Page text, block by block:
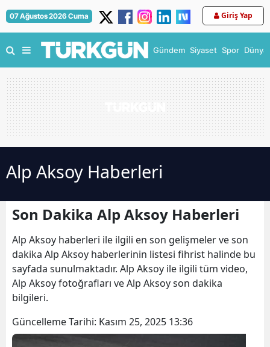
07 Ağustos 2026 Cuma Giriş Yap
Gündem Siyaset Spor Dünya
Alp Aksoy Haberleri
Son Dakika Alp Aksoy Haberleri
Alp Aksoy haberleri ile ilgili en son gelişmeler ve son
dakika Alp Aksoy haberlerinin listesi fihrist halinde bu
sayfada sunulmaktadır. Alp Aksoy ile ilgili tüm video,
Alp Aksoy fotoğrafları ve Alp Aksoy son dakika
bilgileri.
Güncelleme Tarihi: Kasım 25, 2025 13:36